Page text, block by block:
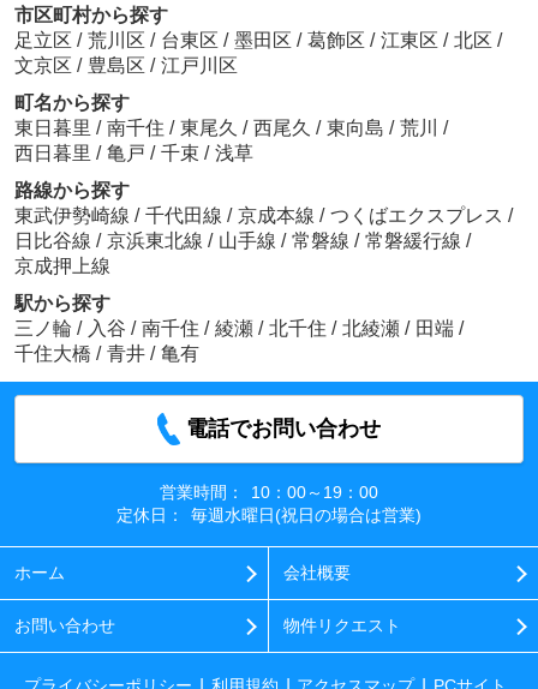
市区町村から探す
足立区 / 荒川区 / 台東区 / 墨田区 / 葛飾区 / 江東区 / 北区 /
文京区 / 豊島区 / 江戸川区
町名から探す
東日暮里 / 南千住 / 東尾久 / 西尾久 / 東向島 / 荒川 /
西日暮里 / 亀戸 / 千束 / 浅草
路線から探す
東武伊勢崎線 / 千代田線 / 京成本線 / つくばエクスプレス /
日比谷線 / 京浜東北線 / 山手線 / 常磐線 / 常磐緩行線 /
京成押上線
駅から探す
三ノ輪 / 入谷 / 南千住 / 綾瀬 / 北千住 / 北綾瀬 / 田端 /
千住大橋 / 青井 / 亀有
電話でお問い合わせ
営業時間：
10：00～19：00
定休日：
毎週水曜日(祝日の場合は営業)
ホーム 会社概要
お問い合わせ 物件リクエスト